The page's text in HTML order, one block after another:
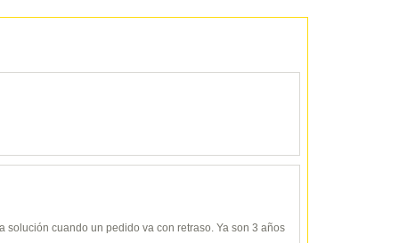
cuando un pedido va con retraso. Ya son 3 años